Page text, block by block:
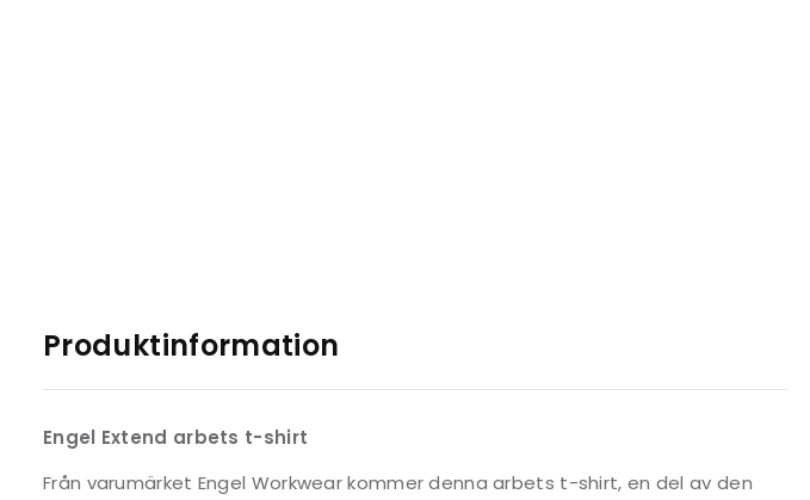
Produktinformation
Engel Extend arbets t-shirt
Från varumärket Engel Workwear kommer denna arbets t-shirt, en del av den